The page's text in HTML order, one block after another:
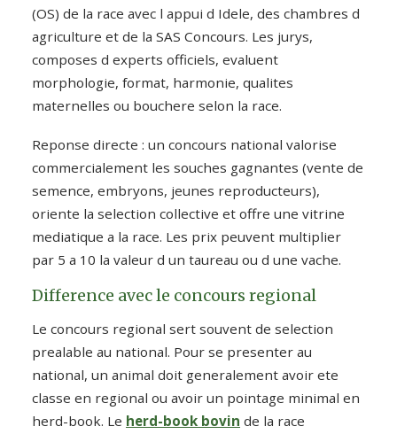
(OS) de la race avec l appui d Idele, des chambres d
agriculture et de la SAS Concours. Les jurys,
composes d experts officiels, evaluent
morphologie, format, harmonie, qualites
maternelles ou bouchere selon la race.
Reponse directe : un concours national valorise
commercialement les souches gagnantes (vente de
semence, embryons, jeunes reproducteurs),
oriente la selection collective et offre une vitrine
mediatique a la race. Les prix peuvent multiplier
par 5 a 10 la valeur d un taureau ou d une vache.
Difference avec le concours regional
Le concours regional sert souvent de selection
prealable au national. Pour se presenter au
national, un animal doit generalement avoir ete
classe en regional ou avoir un pointage minimal en
herd-book. Le herd-book bovin de la race